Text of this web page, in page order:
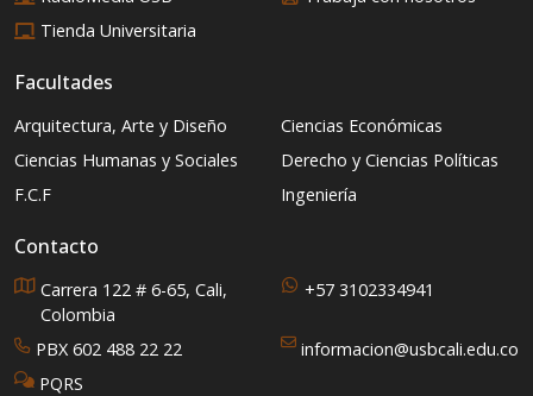
Tienda Universitaria
Facultades
Arquitectura, Arte y Diseño
Ciencias Económicas
Ciencias Humanas y Sociales
Derecho y Ciencias Políticas
F.C.F
Ingeniería
Contacto
Carrera 122 # 6-65, Cali,
Colombia
+57 3102334941
PBX 602 488 22 22
informacion@usbcali.edu.co
PQRS